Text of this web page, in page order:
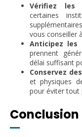
Vérifiez les
certaines
vous conseiller
Anticipez les
prennent
délai suffisant
Conservez
et physiques
pour éviter tout
Conclusion